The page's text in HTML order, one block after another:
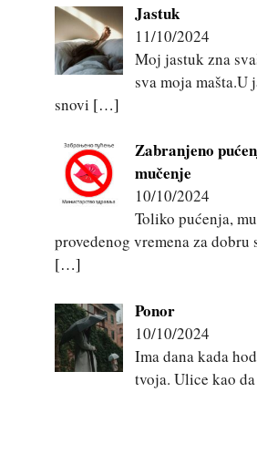
Jastuk
11/10/2024
Moj jastuk zna
sva moja mašta.U
snovi […]
Zabranjeno
mučenje
10/10/2024
Toliko pućenja,
provedenog vremena za dobru
[…]
Ponor
10/10/2024
Ima dana kada
tvoja. Ulice kao